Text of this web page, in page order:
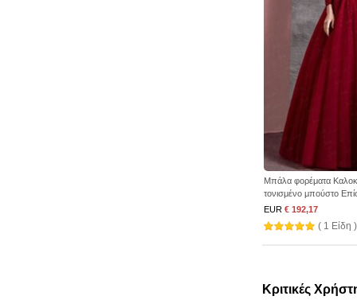
Μπάλα φορέματα
τονισμένο μπούστο
EUR € 192,17
( 1 Είδη )
Κριτικές